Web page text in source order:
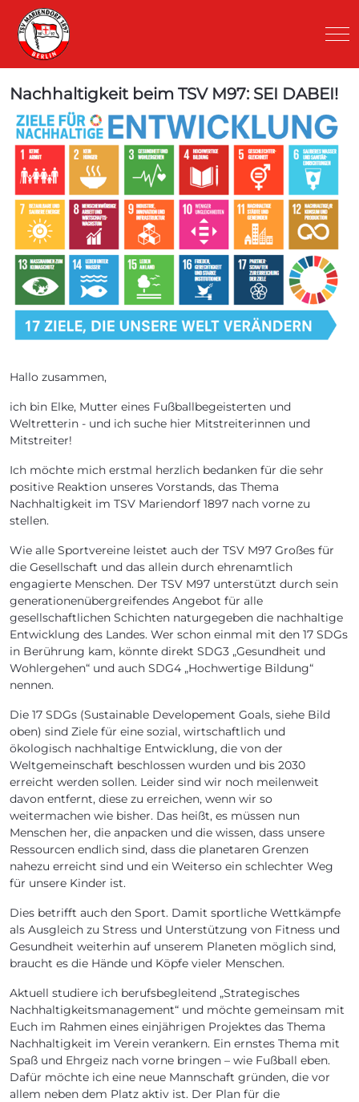
Nachhaltigkeit beim TSV M97: SEI DABEI!
Hallo zusammen,
ich bin Elke, Mutter eines Fußballbegeisterten und
Weltretterin - und ich suche hier Mitstreiterinnen und
Mitstreiter!
Ich möchte mich erstmal herzlich bedanken für die sehr
positive Reaktion unseres Vorstands, das Thema
Nachhaltigkeit im TSV Mariendorf 1897 nach vorne zu
stellen.
Wie alle Sportvereine leistet auch der TSV M97 Großes für
die Gesellschaft und das allein durch ehrenamtlich
engagierte Menschen. Der TSV M97 unterstützt durch sein
generationenübergreifendes Angebot für alle
gesellschaftlichen Schichten naturgegeben die nachhaltige
Entwicklung des Landes. Wer schon einmal mit den 17 SDGs
in Berührung kam, könnte direkt SDG3 „Gesundheit und
Wohlergehen“ und auch SDG4 „Hochwertige Bildung“
nennen.
Die 17 SDGs (Sustainable Developement Goals, siehe Bild
oben) sind Ziele für eine sozial, wirtschaftlich und
ökologisch nachhaltige Entwicklung, die von der
Weltgemeinschaft beschlossen wurden und bis 2030
erreicht werden sollen. Leider sind wir noch meilenweit
davon entfernt, diese zu erreichen, wenn wir so
weitermachen wie bisher. Das heißt, es müssen nun
Menschen her, die anpacken und die wissen, dass unsere
Ressourcen endlich sind, dass die planetaren Grenzen
nahezu erreicht sind und ein Weiterso ein schlechter Weg
für unsere Kinder ist.
Dies betrifft auch den Sport. Damit sportliche Wettkämpfe
als Ausgleich zu Stress und Unterstützung von Fitness und
Gesundheit weiterhin auf unserem Planeten möglich sind,
braucht es die Hände und Köpfe vieler Menschen.
Aktuell studiere ich berufsbegleitend „Strategisches
Nachhaltigkeitsmanagement“ und möchte gemeinsam mit
Euch im Rahmen eines einjährigen Projektes das Thema
Nachhaltigkeit im Verein verankern. Ein ernstes Thema mit
Spaß und Ehrgeiz nach vorne bringen – wie Fußball eben.
Dafür möchte ich eine neue Mannschaft gründen, die vor
allem neben dem Platz aktiv ist. Der Plan für die